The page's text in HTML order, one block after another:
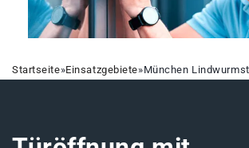
Startseite»Einsatzgebiete»München